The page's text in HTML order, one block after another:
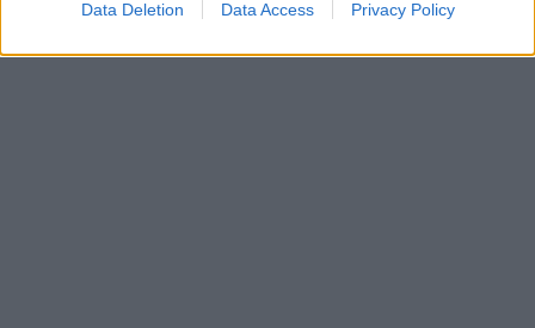
Data Deletion Data Access Privacy Policy